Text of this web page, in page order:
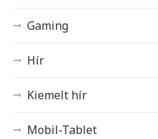
Gaming
Hír
Kiemelt hír
Mobil-Tablet